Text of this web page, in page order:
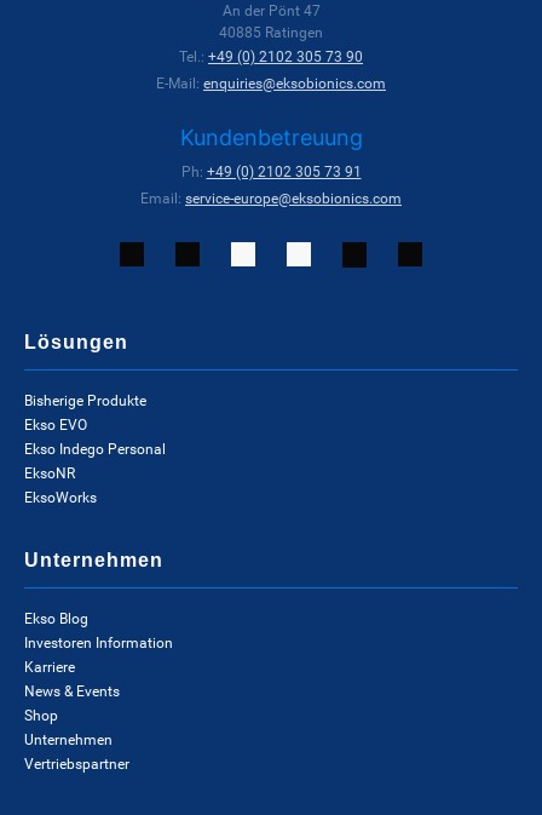
An der Pönt 47
40885 Ratingen
Tel.: +49 (0) 2102 305 73 90
E-Mail: enquiries@eksobionics.com
Kundenbetreuung
Ph: +49 (0) 2102 305 73 91
Email: service-europe@eksobionics.com
Lösungen
Bisherige Produkte
Ekso EVO
Ekso Indego Personal
EksoNR
EksoWorks
Unternehmen
Ekso Blog
Investoren Information
Karriere
News & Events
Shop
Unternehmen
Vertriebspartner